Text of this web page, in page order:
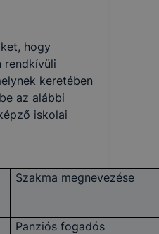
hogy
rendkívüli
keretében
az alábbi
iskolai
Szakma megnevezése
Panziós fogadós